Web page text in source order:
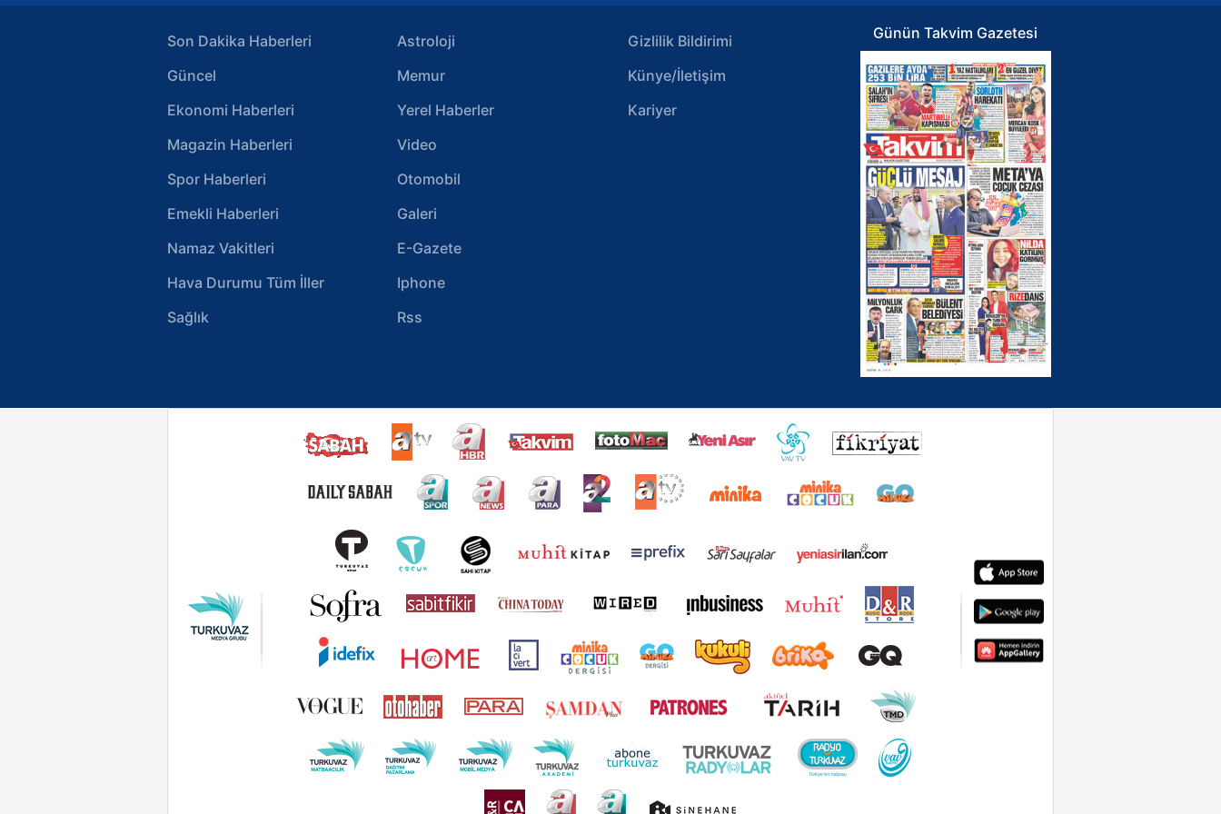
Son Dakika Haberleri
Güncel
Ekonomi Haberleri
Magazin Haberleri
Spor Haberleri
Emekli Haberleri
Namaz Vakitleri
Hava Durumu Tüm İller
Sağlık
Astroloji
Memur
Yerel Haberler
Video
Otomobil
Galeri
E-Gazete
Iphone
Rss
Gizlilik Bildirimi
Künye/İletişim
Kariyer
Günün Takvim Gazetesi